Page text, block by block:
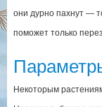
они дурно пахнут —
поможет только
Некоторым